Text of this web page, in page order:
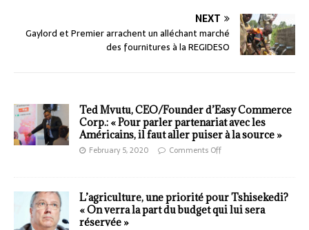
NEXT
Gaylord et Premier arrachent un alléchant marché
des fournitures à la REGIDESO
Ted Mvutu, CEO/Founder d’Easy Commerce
Corp.: « Pour parler partenariat avec les
Américains, il faut aller puiser à la source »
February 5, 2020 Comments Off
L’agriculture, une priorité pour Tshisekedi?
« On verra la part du budget qui lui sera
réservée »